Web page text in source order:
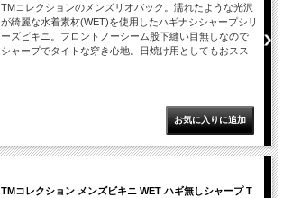
TMコレクションのメンズリオバック。濡れたような光沢
が綺麗な水着素材(WET)を使用したハギナシシャープシリ
ーズビキニ。フロントノーシーム股下縫い目無しなので
シャープでタイトな穿き心地。日焼け用としてもおスス
TMコレクション メンズビキニ WET ハギ無しシャープ T